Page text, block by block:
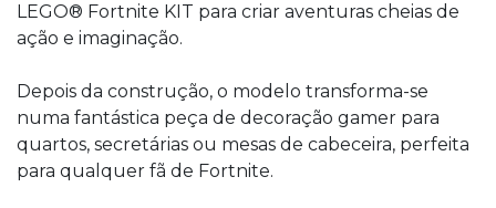
LEGO® Fortnite KIT para criar aventuras cheias de
ação e imaginação.
Depois da construção, o modelo transforma-se
numa fantástica peça de decoração gamer para
quartos, secretárias ou mesas de cabeceira, perfeita
para qualquer fã de Fortnite.